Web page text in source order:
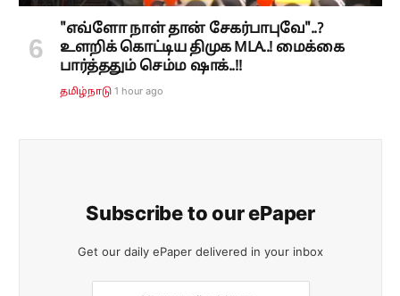
"எவ்ளோ நாள் தான் சேகர்பாபுவே"..?
உளறிக் கொட்டிய திமுக MLA..! மைக்கை
பார்த்ததும் செம்ம ஷாக்..!!
தமிழ்நாடு 1 hour ago
Subscribe to our ePaper
Get our daily ePaper delivered in your inbox